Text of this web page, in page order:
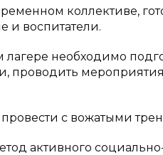
коллективе,
и воспитатели.
необходимо
проводить
с вожатыми
активного